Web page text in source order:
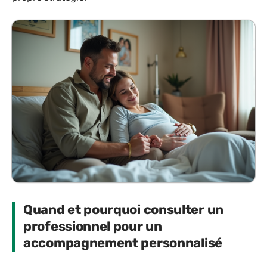
Quand et pourquoi consulter un
professionnel pour un
accompagnement personnalisé